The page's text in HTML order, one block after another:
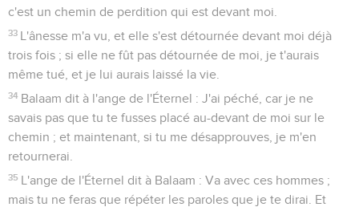
c'est un chemin de perdition qui est devant moi.
33 L'ânesse m'a vu, et elle s'est détournée devant moi déjà
trois fois ; si elle ne fût pas détournée de moi, je t'aurais
même tué, et je lui aurais laissé la vie.
34 Balaam dit à l'ange de l'Éternel : J'ai péché, car je ne
savais pas que tu te fusses placé au-devant de moi sur le
chemin ; et maintenant, si tu me désapprouves, je m'en
retournerai.
35 L'ange de l'Éternel dit à Balaam : Va avec ces hommes ;
mais tu ne feras que répéter les paroles que je te dirai. Et